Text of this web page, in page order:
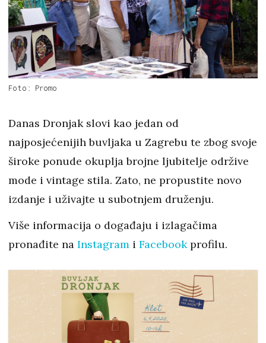
Foto: Promo
Danas Dronjak slovi kao jedan od
najposjećenijih buvljaka u Zagrebu te zbog svoje
široke ponude okuplja brojne ljubitelje održive
mode i vintage stila. Zato, ne propustite novo
izdanje i uživajte u subotnjem druženju.
Više informacija o događaju i izlagačima
pronađite na Instagram i Facebookprofilu.